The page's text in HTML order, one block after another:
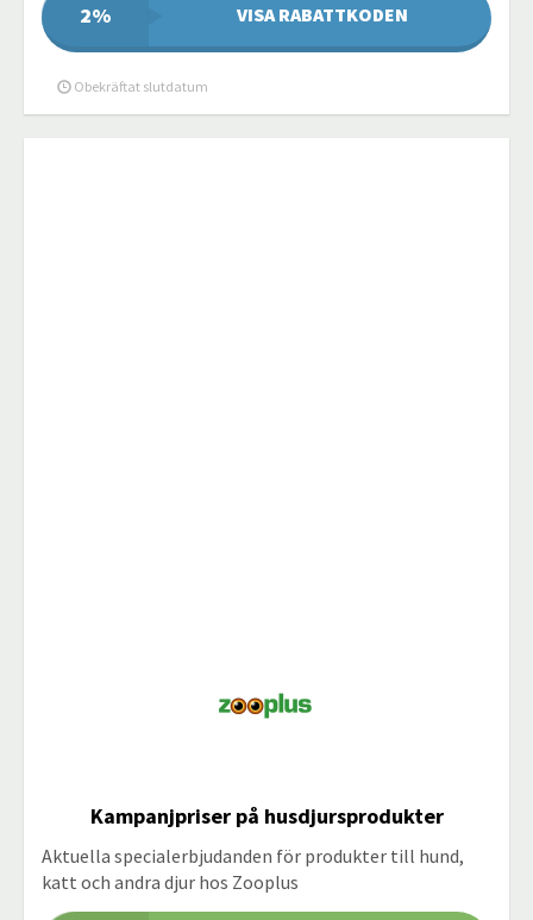
2% VISA RABATTKODEN
Obekräftat slutdatum
Kampanjpriser på husdjursprodukter
Aktuella specialerbjudanden för produkter till hund,
katt och andra djur hos Zooplus